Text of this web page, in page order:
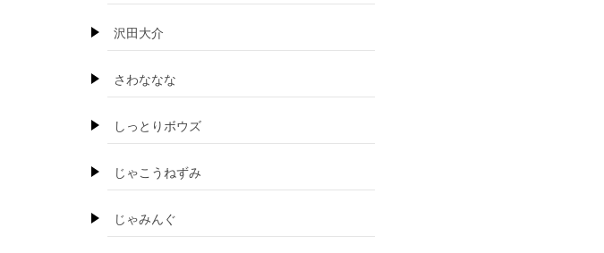
沢田大介
さわななな
しっとりボウズ
じゃこうねずみ
じゃみんぐ